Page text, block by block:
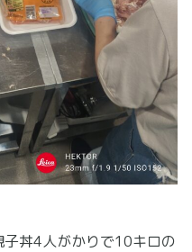
丼4人がかりで10キロの